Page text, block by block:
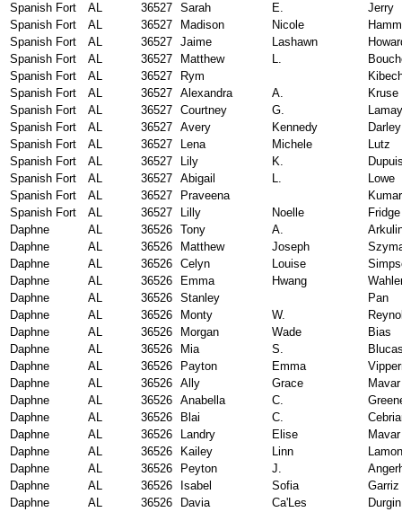
Spanish Fort
AL 36527 Sarah E.
Jerry
Spanish Fort
AL 36527 Madison Nicole
Spanish Fort
AL 36527 Jaime Lashawn
Spanish Fort
AL 36527 Matthew L.
Spanish Fort
AL 36527 Rym
Spanish Fort
AL 36527 Alexandra A.
Kruse
Spanish Fort
AL 36527 Courtney G.
Lamay
Spanish Fort
AL 36527 Avery Kennedy
Darley
Spanish Fort
AL 36527 Lena Michele
Lutz
Spanish Fort
AL 36527 Lily K.
Spanish Fort
AL 36527 Abigail L.
Lowe
Spanish Fort
AL 36527 Praveena
Spanish Fort
AL 36527 Lilly Noelle
Fridge
Daphne
AL 36526 Tony A.
Daphne
AL 36526 Matthew Joseph
Daphne
AL 36526 Celyn Louise
Daphne
AL 36526 Emma Hwang
Daphne
AL 36526 Stanley
Pan
Daphne
AL 36526 Monty W.
Daphne
AL 36526 Morgan Wade
Bias
Daphne
AL 36526 Mia S.
Daphne
AL 36526 Payton Emma
Daphne
AL 36526 Ally Grace
Mavar
Daphne
AL 36526 Anabella C.
Daphne
AL 36526 Blai C.
Daphne
AL 36526 Landry Elise
Mavar
Daphne
AL 36526 Kailey Linn
Daphne
AL 36526 Peyton J.
Daphne
AL 36526 Isabel Sofia
Garriz
Daphne
AL 36526 Davia Ca'Les
Durgin